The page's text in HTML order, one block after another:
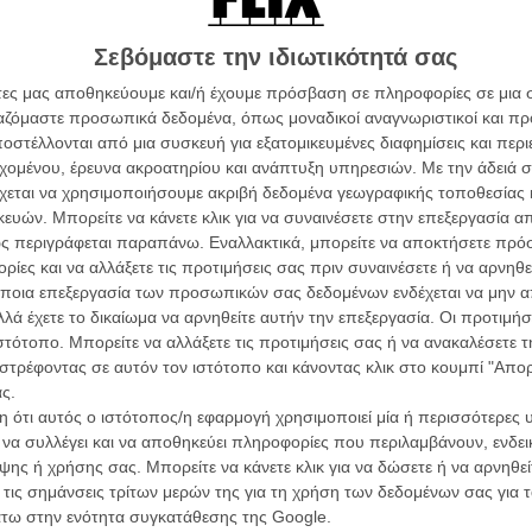
Σεβόμαστε την ιδιωτικότητά σας
μας αποθηκεύουμε και/ή έχουμε πρόσβαση σε πληροφορίες σε
προσωπικά δεδομένα, όπως μοναδικοί αναγνωριστικοί και
από μια συσκευή για εξατομικευμένες διαφημίσεις και
έρευνα ακροατηρίου και ανάπτυξη υπηρεσιών. Με την άδειά
να χρησιμοποιήσουμε ακριβή δεδομένα γεωγραφικής τοποθεσίας
Μπορείτε να κάνετε κλικ για να συναινέσετε στην επεξεργασία
περιγράφεται παραπάνω. Εναλλακτικά, μπορείτε να αποκτήσετε
και να αλλάξετε τις προτιμήσεις σας πριν συναινέσετε ή να
επεξεργασία των προσωπικών σας δεδομένων ενδέχεται να μην
έχετε το δικαίωμα να αρνηθείτε αυτήν την επεξεργασία. Οι
Μπορείτε να αλλάξετε τις προτιμήσεις σας ή να ανακαλέσετε
σε αυτόν τον ιστότοπο και κάνοντας κλικ στο κουμπί
αυτός ο ιστότοπος/η εφαρμογή χρησιμοποιεί μία ή περισσότερες
συλλέγει και να αποθηκεύει πληροφορίες που περιλαμβάνουν,
ή χρήσης σας. Μπορείτε να κάνετε κλικ για να δώσετε ή να
σημάνσεις τρίτων μερών της για τη χρήση των δεδομένων σας
στην ενότητα συγκατάθεσης της Google.
σοκάκια, τα σκοτεινά και υγρά
και τα κακόφημα μπαρ της πόλης πνιγμένα από τον
τα τζαζ τραγούδια πανέμορφων γυναικών, ο Σαλέχ,
νουάρ ταινιών όπως το «Chinatown» του
του Κέρτις Χάνσον, κινηματογραφεί μια
με μια έντονη κριτική ματιά.
να δείξει τον ήρωά του, τον Νορέντιν, έναν
ενός διεφθαρμένου συστήματος, να «ξυπνά» από
Να καταλαβαίνει επιτέλους τι συμβαίνει γύρω του,
μέσα στην φτώχια, την κακοποίηση και παραβίαση των
και να εναντιώνεται γα πρώτη φορά, να
θα ήθελε τους υπηκόους του άβουλα πλάσματα και
τη «σκοτεινή» φάση στην οποία βρέθηκε η Αίγυπτος
χάνει πόντους από το πόσο συναρπαστική μοιάζει
με πολύ αργούς ρυθμούς σαν ένα καζάνι που
ειδικά λίγο πριν το φινάλε, γίνεται κάπως
να βλέπεις κάθε κάδρο, κάθε σκηνή που στήνει
τρόπο ένα υποδειγματικό αστυνομικό θρίλερ.
Οι
Μπέλα
Μια Θέση
A Place
Τζορτζ
Οδύσσεια
The
Ψηλά
Tacones
Πέδρο